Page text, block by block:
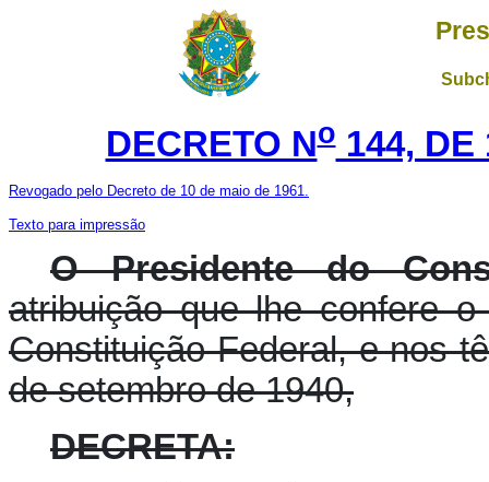
DECRETO No144, DE
Revogado pelo Decreto de 10 de maio de 1961.
Texto para impressão
O Presidente do
atribuição que lhe confere
Constituição Federal, e nos
de setembro de 1940,
DECRETA: